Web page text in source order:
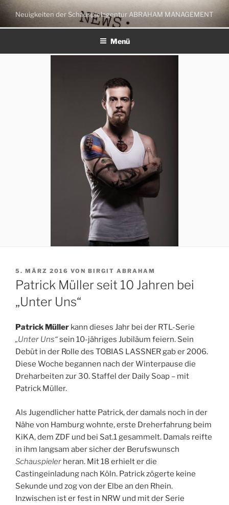
Zum
Inhalt
springen
Neuigkeiten der Schauspielagentur ABRAHAM MANAGEMENT
Menü
VERÖFFENTLICHT
AM
5. MÄRZ 2016 VON BIRGIT ABRAHAM
Patrick Müller seit 10 Jahren bei
„Unter Uns“
Patrick Müller kann dieses Jahr bei der RTL-Serie
„Unter Uns“sein 10-jähriges Jubiläum feiern. Sein
Debüt in der Rolle des TOBIAS LASSNER gab er 2006.
Diese Woche begannen nach der Winterpause die
Dreharbeiten zur 30. Staffel der Daily Soap – mit
Patrick Müller.
Als Jugendlicher hatte Patrick, der damals noch in der
Nähe von Hamburg wohnte, erste Dreherfahrung beim
KiKA, dem ZDF und bei Sat.1 gesammelt. Damals reifte
in ihm langsam aber sicher der Berufswunsch
Schauspieler heran. Mit 18 erhielt er die
Castingeinladung nach Köln. Patrick zögerte keine
Sekunde und zog von der Elbe an den Rhein.
Inzwischen ist er fest in NRW und mit der Serie